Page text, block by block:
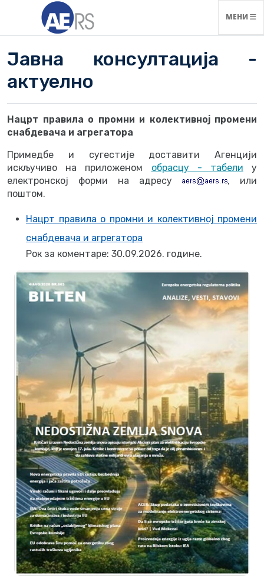
МЕНИ
Јавна консултација -
актуелно
Нацрт правила о промни и колективној промени
снабдевача и агрегатора
Примедбе и сугестије доставити Агенцији
искључиво на приложеном обрасцу - табели у
електронској форми на адресу
, или
поштом.
Нацрт правила о промни и колективној промени
снабдевача и агрегатора
Рок за коментарe: 30.09.2026. године.